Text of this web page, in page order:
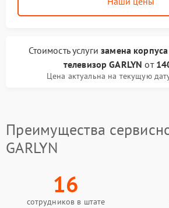
Стоимость услугизамена корпуса
телевизор GARLYN от
Цена актуальна на текущую
Преимущества
GARLYN
16
сотрудников в штате